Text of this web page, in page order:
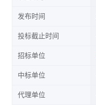
发布时间
投标截止时间
招标单位
中标单位
代理单位